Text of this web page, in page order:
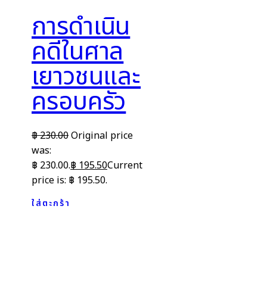
การดำเนิน
คดีในศาล
เยาวชนและ
ครอบครัว
฿230.00Original price
was:
฿ 230.00.฿195.50Current
price is: ฿ 195.50.
ใส่ตะกร้า